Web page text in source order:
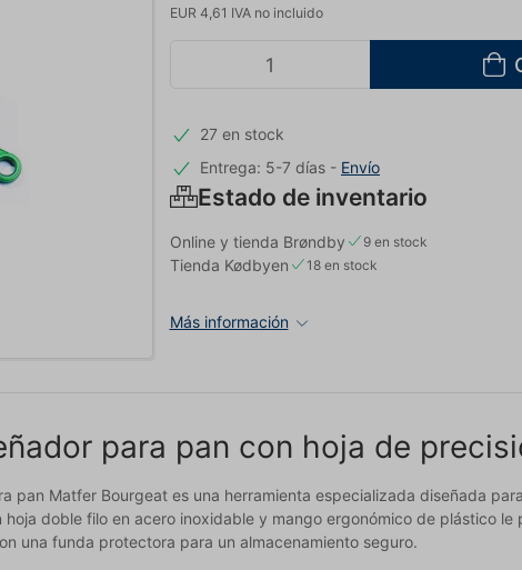
EUR 4,61 IVA no incluido
27 en stock
Entrega: 5-7 días - Envío
Estado de inventario
Online y tienda Brøndby 9 en stock
Tienda Kødbyen 18 en stock
Más información
para pan con hoja de
pan Matfer Bourgeat es una herramienta especializada diseñada
doble filo en acero inoxidable y mango ergonómico de plástico
una funda protectora para un almacenamiento seguro.